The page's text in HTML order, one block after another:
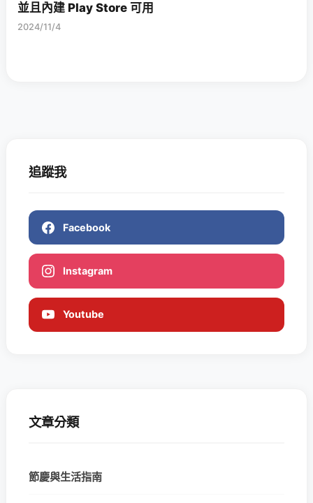
並且內建 Play Store 可用
2024/11/4
追蹤我
Facebook
Instagram
Youtube
文章分類
節慶與生活指南